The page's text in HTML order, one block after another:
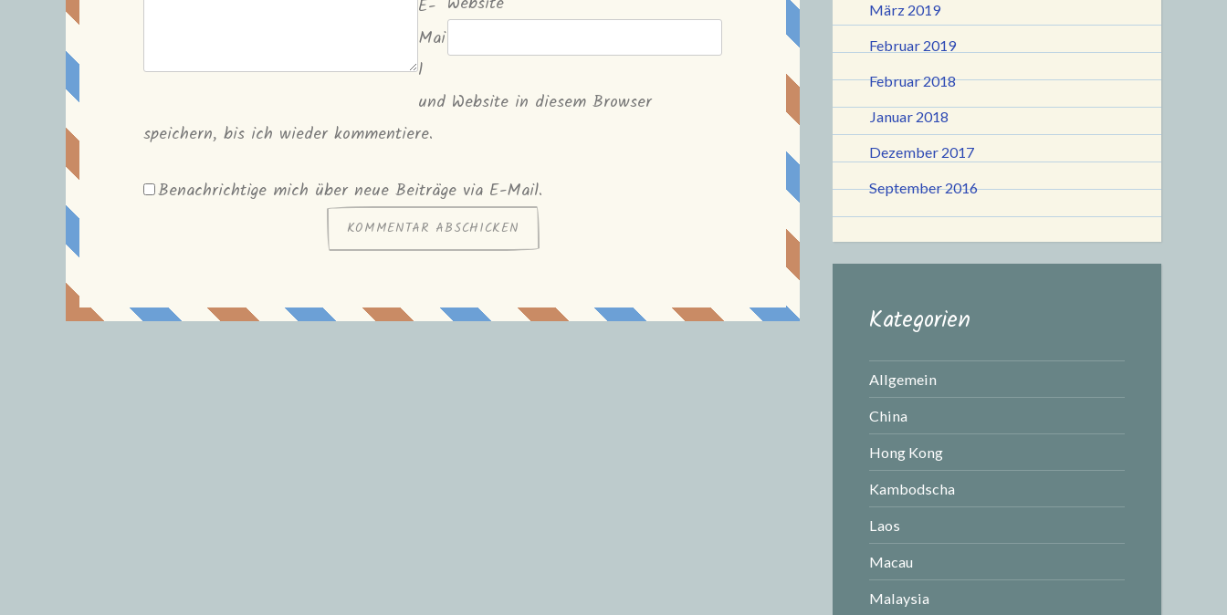
E-
Mai
l
und Website in diesem Browser
speichern, bis ich wieder kommentiere.
Benachrichtige mich über neue Beiträge via E-Mail.
März 2019
Februar 2019
Februar 2018
Januar 2018
Dezember 2017
September 2016
Kategorien
Allgemein
China
Hong Kong
Kambodscha
Laos
Macau
Malaysia